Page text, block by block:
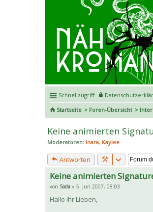
Schnellzugriff
Startseite
Foren-Übersicht
Keine animierten
Moderatoren: Inara, Kaylee
Antworten
Keine animierten
von Soda » 5. Jun 2007, 08:03
Hallo ihr Lieben,